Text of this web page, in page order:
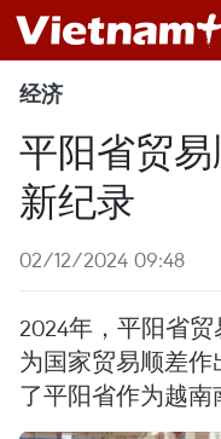
经济
平阳省贸
新纪录
02/12/2024 09:48
2024年，平阳省贸
为国家贸易顺差
了平阳省作为越南